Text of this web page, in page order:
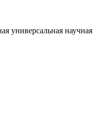
универсальная научная